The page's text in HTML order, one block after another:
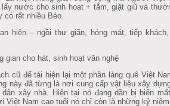
nước cho sinh hoạt + tắm, giặt giũ và
có rất nhiều Bèo.
hiên – ngồi thư giãn, hóng mát, tiếp
gian cho hát, sinh hoạt văn nghệ
cũ để tái hiện lại một phần làng quê Việt
này đã từng là nơi cung cấp vật liệu xây
xây nhà. Hiện tại nó đang dần bị biến
Việt Nam cao tuổi nó chỉ còn là những kỷ